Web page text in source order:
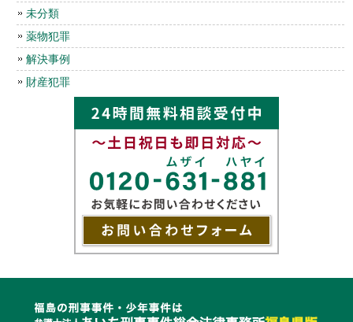
未分類
薬物犯罪
解決事例
財産犯罪